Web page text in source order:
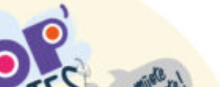
Lire la suite